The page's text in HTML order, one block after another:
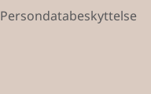
Persondatabeskyttelse